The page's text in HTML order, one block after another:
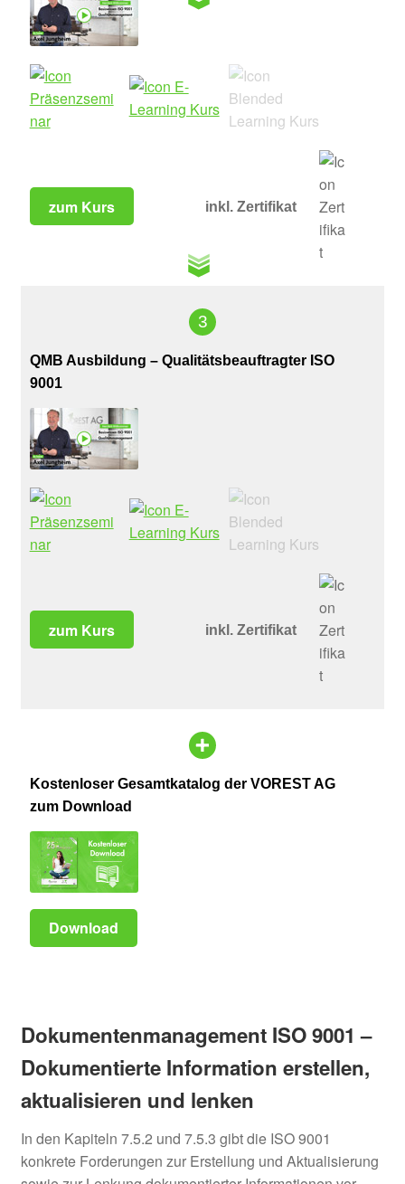
zum Kurs
3
QMB Ausbildung – Qualitätsbeauftragter ISO
9001
zum Kurs
Kostenloser Gesamtkatalog der VOREST AG
zum Download
Download
Dokumentenmanagement ISO 9001 –
Dokumentierte Information erstellen,
aktualisieren und lenken
In den Kapiteln 7.5.2 und 7.5.3 gibt die ISO 9001
konkrete Forderungen zur Erstellung und Aktualisierung